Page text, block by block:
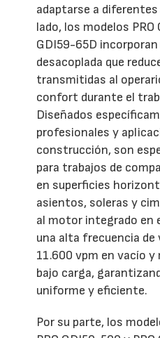
adaptarse a
lado, los modelos PRO
GDI59-65D
desacoplada que
transmitidas al
confort durante el
Diseñados
profesionales y
construcción, son
para trabajos de
en superficies
asientos, soleras y
al motor integrado en
una alta frecuencia de
11.600 vpm en vacío y
bajo carga,
uniforme y eficiente.
Por su parte, los